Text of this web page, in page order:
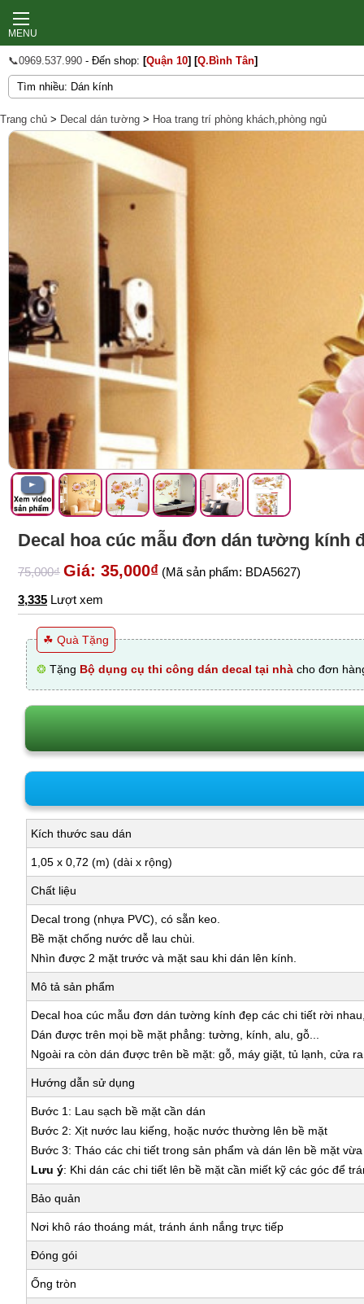
MENU
📞0969.537.990 - Đến shop: [Quận 10] [Q.Bình Tân]
Trang chủ > Decal dán tường > Hoa trang trí phòng khách,phòng ngủ
Decal hoa cúc mẫu đơn dán tường kính
75,000₫ Giá: 35,000₫ (Mã sản phẩm: BDA5627)
3,335 Lượt xem
☘ Quà Tặng
❂ Tặng Bộ dụng cụ thi công dán decal tại nhà cho đơn
Kích thước sau dán
1,05 x 0,72 (m) (dài x rộng)
Chất liệu
Decal trong (nhựa PVC), có sẵn keo.
Bề mặt chống nước dễ lau chùi.
Nhìn được 2 mặt trước và mặt sau khi dán lên kính.
Mô tả sản phẩm
Decal hoa cúc mẫu đơn dán tường kính đẹp các chi tiết rời
Dán được trên mọi bề mặt phẳng: tường, kính, alu, gỗ...
Ngoài ra còn dán được trên bề mặt: gỗ, máy giặt, tủ lạnh, cửa
Hướng dẫn sử dụng
Bước 1: Lau sạch bề mặt cần dán
Bước 2: Xịt nước lau kiếng, hoặc nước thường lên bề mặt
Bước 3: Tháo các chi tiết trong sản phẩm và dán lên bề mặt
Lưu ý: Khi dán các chi tiết lên bề mặt cần miết kỹ các góc để
Bảo quản
Nơi khô ráo thoáng mát, tránh ánh nắng trực tiếp
Đóng gói
Ống tròn